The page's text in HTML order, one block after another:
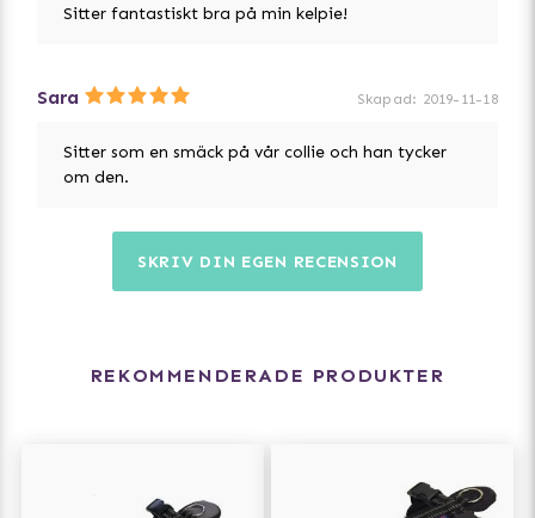
Sitter fantastiskt bra på min kelpie!
Sara Skapad: 2019-11-18
Sitter som en smäck på vår collie och han tycker
om den.
SKRIV DIN EGEN RECENSION
REKOMMENDERADE PRODUKTER